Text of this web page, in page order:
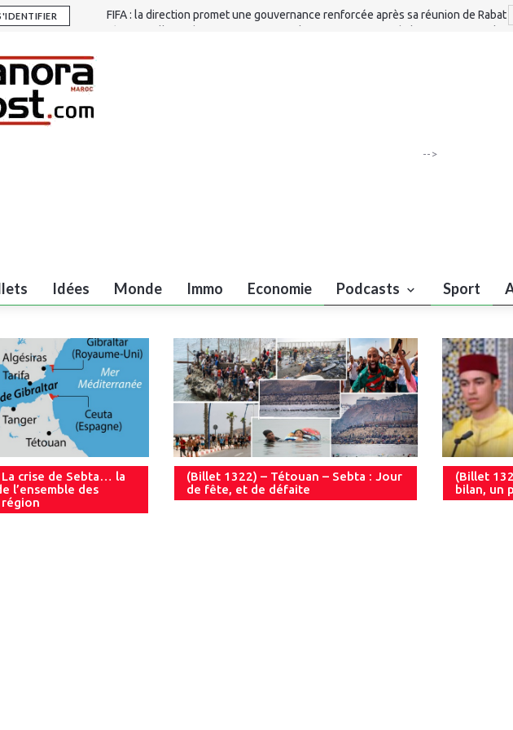
FIFA : la direction promet une gouvernance renforcée après sa réunion de Rabat
-->
Idées Monde Immo Economie Podcasts Sport
crise de Sebta… la
l’ensemble des
(Billet 1322) – Tétouan – Sebta : Jour
de fête, et de défaite
(Billet
bilan, un